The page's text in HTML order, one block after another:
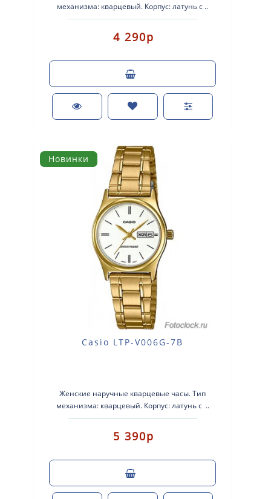
механизма: кварцевый. Корпус: латунь с ..
4 290р
Новинки
Casio LTP-V006G-7B
Женские наручные кварцевые часы. Тип
механизма: кварцевый. Корпус: латунь с ..
5 390р